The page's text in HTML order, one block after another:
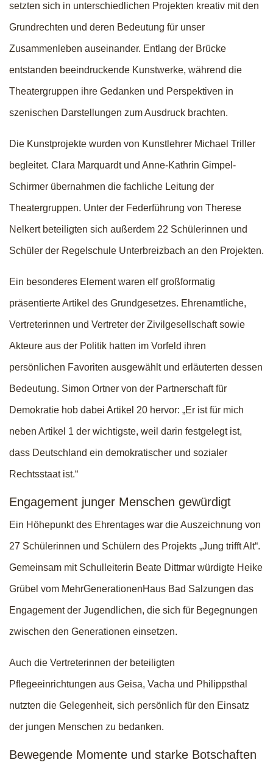
setzten sich in unterschiedlichen Projekten kreativ mit den
Grundrechten und deren Bedeutung für unser
Zusammenleben auseinander. Entlang der Brücke
entstanden beeindruckende Kunstwerke, während die
Theatergruppen ihre Gedanken und Perspektiven in
szenischen Darstellungen zum Ausdruck brachten.
Die Kunstprojekte wurden von Kunstlehrer Michael Triller
begleitet. Clara Marquardt und Anne-Kathrin Gimpel-
Schirmer übernahmen die fachliche Leitung der
Theatergruppen. Unter der Federführung von Therese
Nelkert beteiligten sich außerdem 22 Schülerinnen und
Schüler der Regelschule Unterbreizbach an den Projekten.
Ein besonderes Element waren elf großformatig
präsentierte Artikel des Grundgesetzes. Ehrenamtliche,
Vertreterinnen und Vertreter der Zivilgesellschaft sowie
Akteure aus der Politik hatten im Vorfeld ihren
persönlichen Favoriten ausgewählt und erläuterten dessen
Bedeutung. Simon Ortner von der Partnerschaft für
Demokratie hob dabei Artikel 20 hervor: „Er ist für mich
neben Artikel 1 der wichtigste, weil darin festgelegt ist,
dass Deutschland ein demokratischer und sozialer
Rechtsstaat ist.“
Engagement junger Menschen gewürdigt
Ein Höhepunkt des Ehrentages war die Auszeichnung von
27 Schülerinnen und Schülern des Projekts „Jung trifft Alt“.
Gemeinsam mit Schulleiterin Beate Dittmar würdigte Heike
Grübel vom MehrGenerationenHaus Bad Salzungen das
Engagement der Jugendlichen, die sich für Begegnungen
zwischen den Generationen einsetzen.
Auch die Vertreterinnen der beteiligten
Pflegeeinrichtungen aus Geisa, Vacha und Philippsthal
nutzten die Gelegenheit, sich persönlich für den Einsatz
der jungen Menschen zu bedanken.
Bewegende Momente und starke Botschaften